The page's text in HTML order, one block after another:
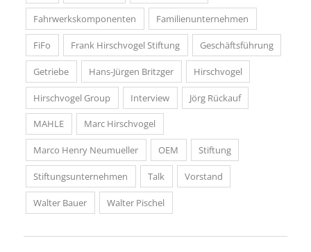
Fahrwerkskomponenten Familienunternehmen
FiFo Frank Hirschvogel Stiftung Geschäftsführung
Getriebe Hans-Jürgen Britzger Hirschvogel
Hirschvogel Group Interview Jörg Rückauf
MAHLE Marc Hirschvogel
Marco Henry Neumueller OEM Stiftung
Stiftungsunternehmen Talk Vorstand
Walter Bauer Walter Pischel